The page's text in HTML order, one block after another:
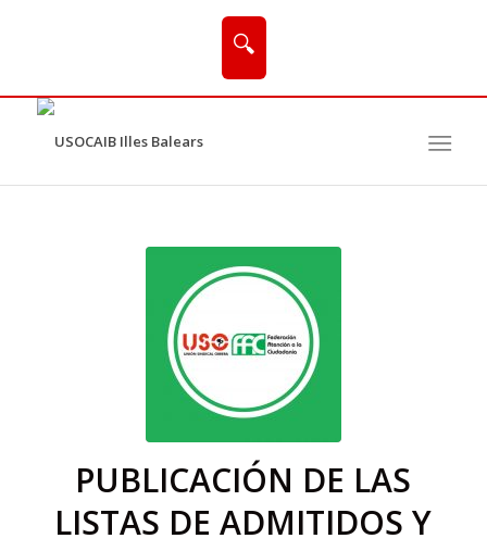
🔍
PUBLICACIÓN DE LAS
LISTAS DE ADMITIDOS Y